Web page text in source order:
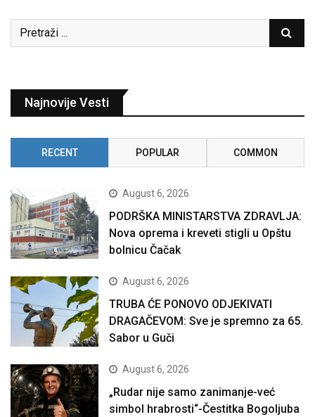
Najnovije Vesti
RECENT POPULAR COMMON
August 6, 2026
PODRŠKA MINISTARSTVA ZDRAVLJA:
Nova oprema i kreveti stigli u Opštu
bolnicu Čačak
August 6, 2026
TRUBA ĆE PONOVO ODJEKIVATI
DRAGAČEVOM: Sve je spremno za 65.
Sabor u Guči
August 6, 2026
„Rudar nije samo zanimanje-već
simbol hrabrosti“-Čestitka Bogoljuba